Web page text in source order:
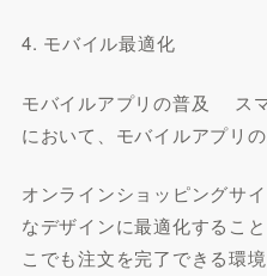
4. モバイル最適化
モバイルアプリの普及 ス
において、モバイルアプリ
オンラインショッピングサ
なデザインに最適化するこ
こでも注文を完了できる環